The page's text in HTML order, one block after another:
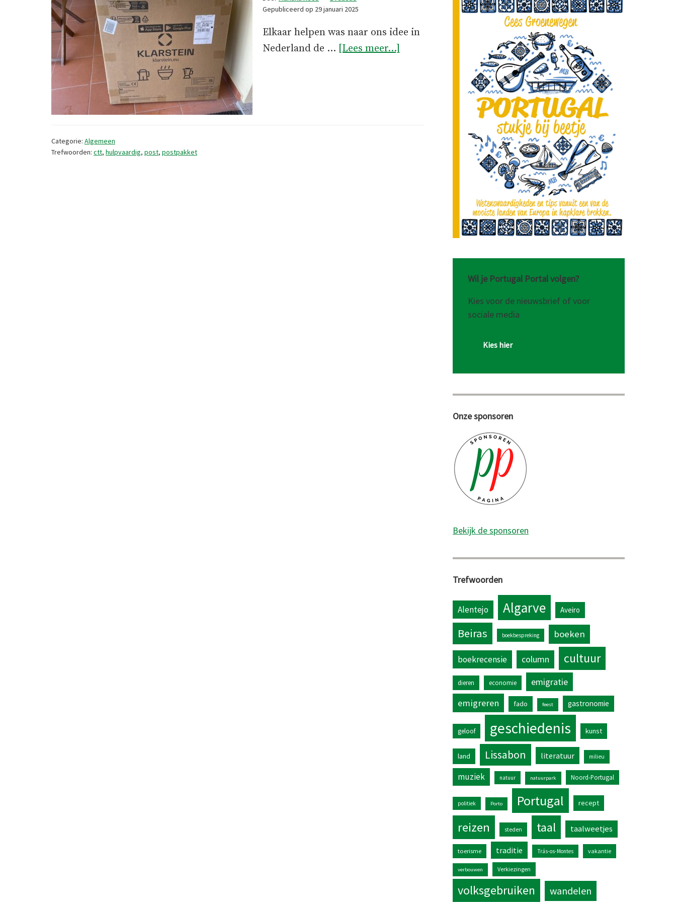
Gepubliceerd op 29 januari 2025
Elkaar helpen was naar ons idee in
Nederland de … [Lees meer...] overHulpvaardigheid
Categorie: Algemeen
Trefwoorden: ctt, hulpvaardig, post, postpakket
Wil je Portugal Portal volgen?
Kies voor de nieuwsbrief of voor
sociale media
Kies hier
Onze sponsoren
Bekijk de sponsoren
Trefwoorden
Alentejo Algarve Aveiro
Beiras boekbespreking boeken
boekrecensie column cultuur
dieren economie
emigratie
emigreren
fado feest gastronomie
geloof geschiedenis kunst
land Lissabon literatuur milieu
muziek natuur natuurpark Noord-Portugal
politiek Porto Portugal recept
reizen steden taal taalweetjes
toerisme traditie Trás-os-Montes vakantie
verbouwen Verkiezingen
volksgebruiken wandelen